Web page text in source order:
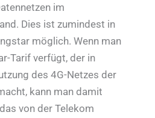
im
Dies ist zumindest in
möglich. Wenn man
Tarif verfügt, der in
des 4G-Netzes der
kann man damit
von der Telekom